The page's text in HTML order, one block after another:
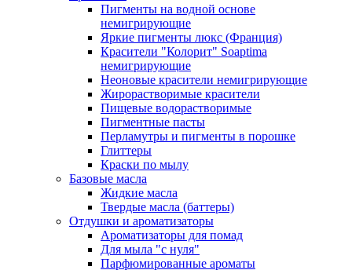
Пигменты на водной основе
немигрирующие
Яркие пигменты люкс (Франция)
Красители "Колорит" Soaptima
немигрирующие
Неоновые красители немигрирующие
Жирорастворимые красители
Пищевые водорастворимые
Пигментные пасты
Перламутры и пигменты в порошке
Глиттеры
Краски по мылу
Базовые масла
Жидкие масла
Твердые масла (баттеры)
Отдушки и ароматизаторы
Ароматизаторы для помад
Для мыла "с нуля"
Парфюмированные ароматы